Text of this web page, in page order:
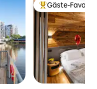
Beliebter Gäste-
Gäste-Favorit